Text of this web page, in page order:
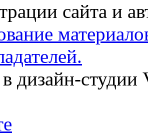
сайта и
дизайн-студии